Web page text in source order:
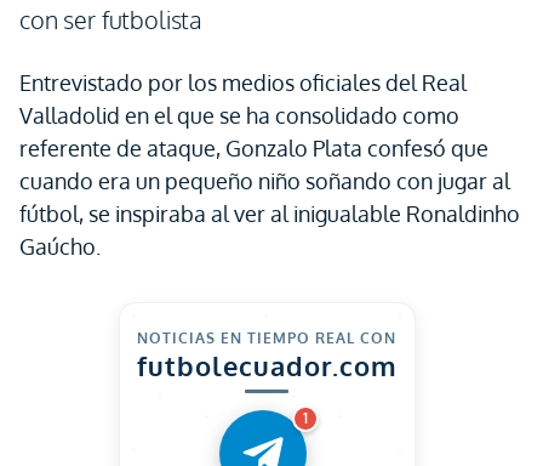
con ser futbolista
Entrevistado por los medios oficiales del Real
Valladolid en el que se ha consolidado como
referente de ataque, Gonzalo Plata confesó que
cuando era un pequeño niño soñando con jugar al
fútbol, se inspiraba al ver al inigualable Ronaldinho
Gaúcho.
NOTICIAS EN TIEMPO REAL CON
futbolecuador.com
1